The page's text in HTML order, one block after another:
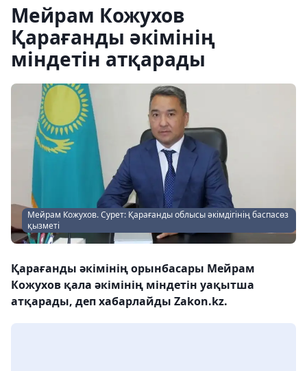
Мейрам Кожухов
Қарағанды әкімінің
міндетін атқарады
Мейрам Кожухов. Сурет: Қарағанды облысы әкімдігінің баспасөз
қызметі
Қарағанды әкімінің орынбасары Мейрам
Кожухов қала әкімінің міндетін уақытша
атқарады, деп хабарлайды Zakon.kz.